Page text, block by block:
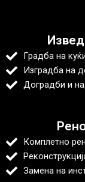
Градба на
Изградба на
Доградби и
Комплетно
Замена на